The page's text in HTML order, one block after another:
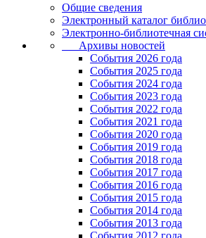
Общие сведения
Электронный каталог
Электронно-библиотечная
Архивы новостей
Cобытия 2026 года
События 2025 года
События 2024 года
События 2023 года
Cобытия 2022 года
Cобытия 2021 года
События 2020 года
События 2019 года
События 2018 года
События 2017 года
События 2016 года
События 2015 года
События 2014 года
События 2013 года
События 2012 года